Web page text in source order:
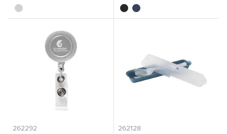
argenté noir bleu foncé
262292 262128